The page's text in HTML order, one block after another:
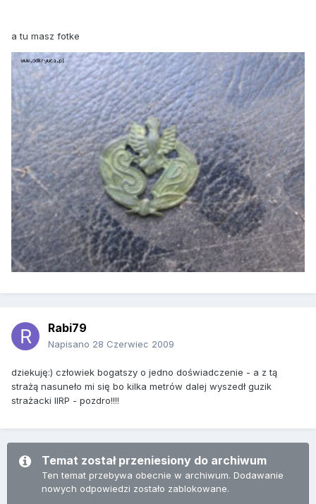
a tu masz fotke
Rabi79
Napisano 28 Czerwiec 2009
dziekuję:) człowiek bogatszy o jedno doświadczenie - a z tą
strażą nasuneło mi się bo kilka metrów dalej wyszedł guzik
strażacki IIRP - pozdro!!!!
Temat został przeniesiony do archiwum
Ten temat przebywa obecnie w archiwum. Dodawanie
nowych odpowiedzi zostało zablokowane.